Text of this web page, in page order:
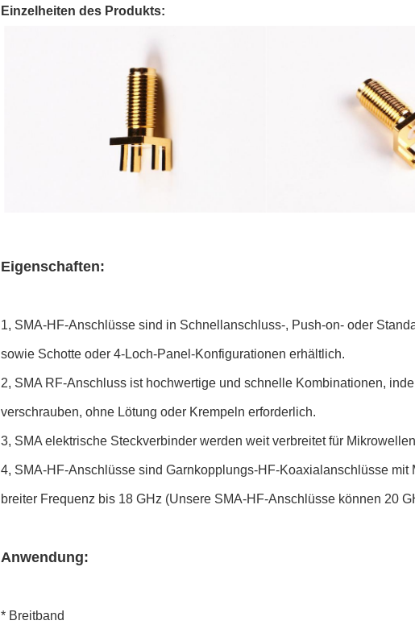
Einzelheiten des Produkts:
Eigenschaften:
1, SMA-HF-Anschlüsse sind in Schnellanschluss-, Push-on- oder
sowie Schotte oder 4-Loch-Panel-Konfigurationen erhältlich.
2, SMA RF-Anschluss ist hochwertige und schnelle Kombinationen,
verschrauben, ohne Lötung oder Krempeln erforderlich.
3, SMA elektrische Steckverbinder werden weit verbreitet für
4, SMA-HF-Anschlüsse sind Garnkopplungs-HF-Koaxialanschlüsse
breiter Frequenz bis 18 GHz (Unsere SMA-HF-Anschlüsse können 20
Anwendung:
* Breitband